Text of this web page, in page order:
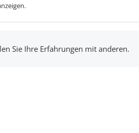
Sie Ihre Erfahrungen mit anderen.